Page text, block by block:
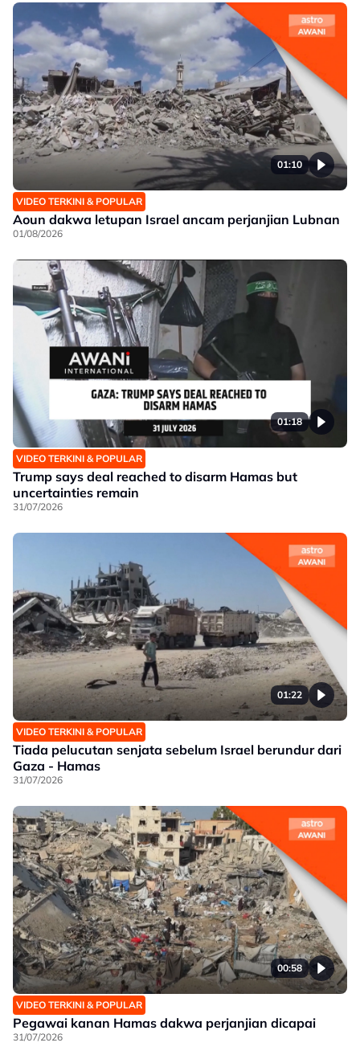
01:10
VIDEO TERKINI & POPULAR
Aoun dakwa letupan Israel ancam perjanjian Lubnan
01/08/2026
01:18
VIDEO TERKINI & POPULAR
Trump says deal reached to disarm Hamas but
uncertainties remain
31/07/2026
01:22
VIDEO TERKINI & POPULAR
Tiada pelucutan senjata sebelum Israel berundur dari
Gaza - Hamas
31/07/2026
00:58
VIDEO TERKINI & POPULAR
Pegawai kanan Hamas dakwa perjanjian dicapai
31/07/2026